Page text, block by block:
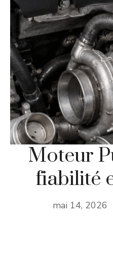
Moteur
fiabilité
mai 14, 2026